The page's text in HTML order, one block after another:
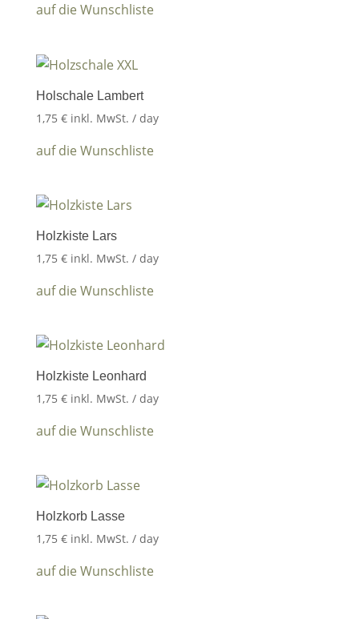
auf die Wunschliste
Holschale Lambert
1,75 € inkl. MwSt. / day
auf die Wunschliste
Holzkiste Lars
1,75 € inkl. MwSt. / day
auf die Wunschliste
Holzkiste Leonhard
1,75 € inkl. MwSt. / day
auf die Wunschliste
Holzkorb Lasse
1,75 € inkl. MwSt. / day
auf die Wunschliste